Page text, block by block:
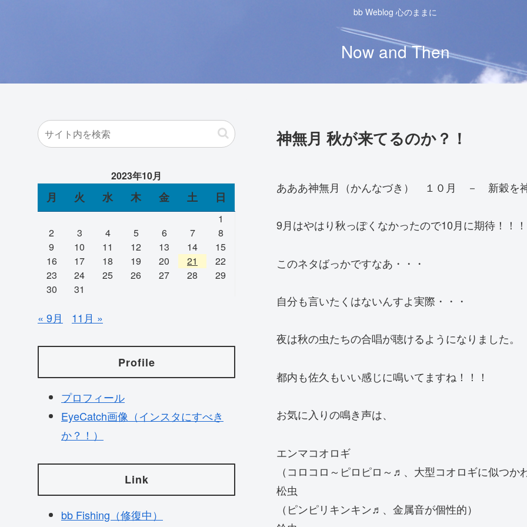
bb Weblog 心のままに
Now and Then
神無月 秋が来てるのか？！
あああ神無月（かんなづき） １０月 － 新穀を神
9月はやはり秋っぽくなかったので10月に期待！！！
このネタばっかですなあ・・・
自分も言いたくはないんすよ実際・・・
夜は秋の虫たちの合唱が聴けるようになりました。
都内も佐久もいい感じに鳴いてますね！！！
お気に入りの鳴き声は、
エンマコオロギ
（コロコロ～ピロピロ～♬、大型コオロギに似つか
松虫
（ピンピリキンキン♬、金属音が個性的）
2023年10月
月 火 水 木 金 土 日
1
2
3 4 5 6 7
8
9
10 11 12 13 14
15
16
17 18 19 20 21
22
23
24 25 26 27 28
29
30
31
« 9月 11月 »
Profile
プロフィール
EyeCatch画像（インスタにすべき
か？！）
Link
bb Fishing（修復中）